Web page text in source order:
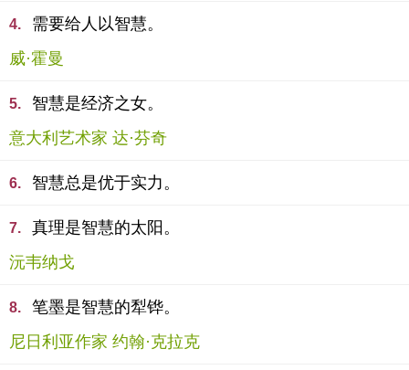
4.
需要给人以智慧。
威·霍曼
5.
智慧是经济之女。
意大利艺术家 达·芬奇
6. 智慧总是优于实力。
7.
真理是智慧的太阳。
沅韦纳戈
8.
笔墨是智慧的犁铧。
尼日利亚作家 约翰·克拉克